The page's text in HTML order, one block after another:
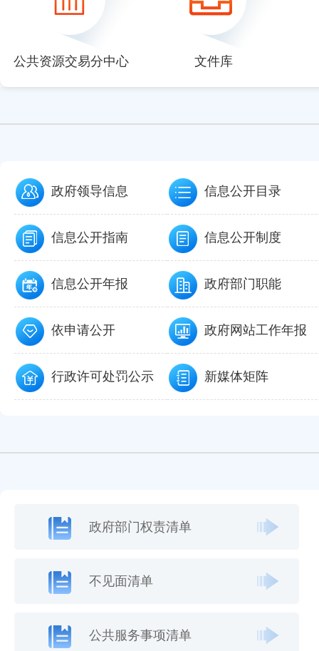
公共资源交易分中心 文件库
政府领导信息 信息公开目录
信息公开指南 信息公开制度
信息公开年报 政府部门职能
依申请公开 政府网站工作年报
行政许可处罚公示 新媒体矩阵
政府部门权责清单
不见面清单
公共服务事项清单